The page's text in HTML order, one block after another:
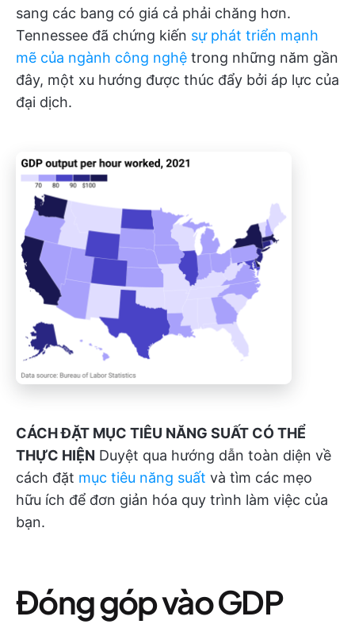
sang các bang có giá cả phải chăng hơn.
Tennessee đã chứng kiến sự phát triển mạnh
mẽ của ngành công nghệ trong những năm gần
đây, một xu hướng được thúc đẩy bởi áp lực của
đại dịch.
CÁCH ĐẶT MỤC TIÊU NĂNG SUẤT CÓ THỂ
THỰC HIỆN Duyệt qua hướng dẫn toàn diện về
cách đặt mục tiêu năng suất và tìm các mẹo
hữu ích để đơn giản hóa quy trình làm việc của
bạn.
Đóng góp vào GDP